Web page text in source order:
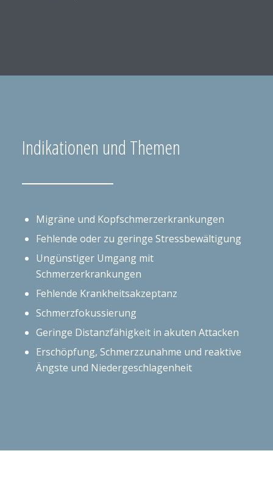
Indikationen und Themen
Migräne und Kopfschmerzerkrankungen
Fehlende oder zu geringe Stressbewältigung
Ungünstiger Umgang mit
Schmerzerkrankungen
Fehlende Krankheitsakzeptanz
Schmerzfokussierung
Geringe Distanzfähigkeit in akuten Attacken
Erschöpfung, Schmerzzunahme und reaktive
Ängste und Niedergeschlagenheit